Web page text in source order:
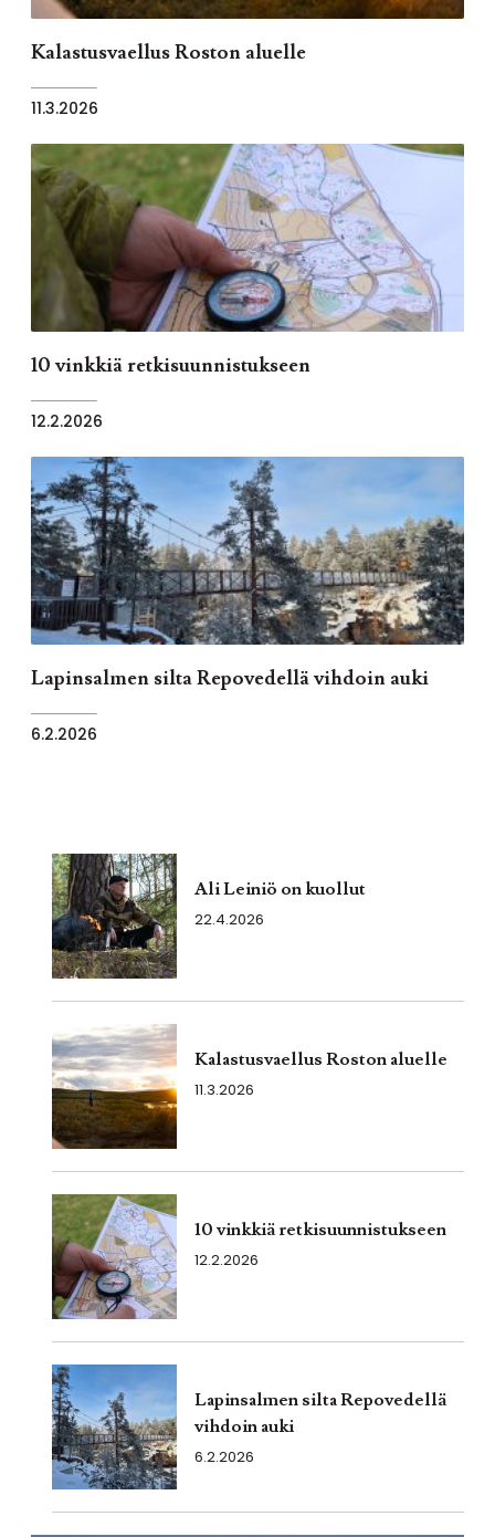
Kalastusvaellus Roston aluelle
11.3.2026
10 vinkkiä retkisuunnistukseen
12.2.2026
Lapinsalmen silta Repovedellä vihdoin auki
6.2.2026
Ali Leiniö on kuollut
22.4.2026
Kalastusvaellus Roston aluelle
11.3.2026
10 vinkkiä retkisuunnistukseen
12.2.2026
Lapinsalmen silta Repovedellä
vihdoin auki
6.2.2026